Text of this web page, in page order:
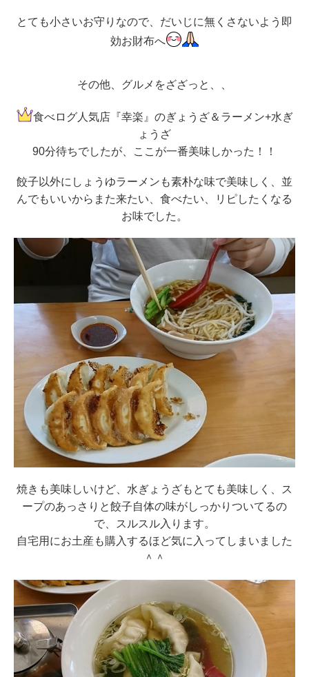
とても小さいお守りなので、だいじに無くさないよう即
効お財布へ
その他、グルメをざざっと、、
食べログ人気店『幸楽』のぎょうざ＆ラーメン+水ぎ
ょうざ
90分待ちでしたが、ここが一番美味しかった！！
餃子以外にしょうゆラーメンも素朴な味で美味しく、並
んでもいいからまた来たい、食べたい、リピしたくなる
お味でした。
焼きも美味しいけど、水ぎょうざもとても美味しく、ス
ープのあっさりと餃子自体の味がしっかりついてるの
で、スルスル入ります。
自宅用にお土産も購入するほど気に入ってしまいました
＾＾